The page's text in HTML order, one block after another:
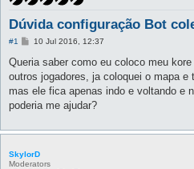
Dúvida configuração Bot
#1
P
s
10 Jul 2016, 12:37
Queria saber como eu coloco meu
outros jogadores, ja coloquei o mapa e
mas ele fica apenas indo e voltando e
poderia me ajudar?
SkylorD
Moderators